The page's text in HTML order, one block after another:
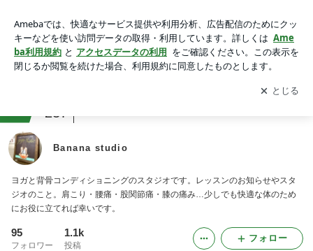
アプリをダウンロードして ブログの更新通知
を受け取りまし
ょう。
開く
237
Banana studio
ヨガと背骨コンディショニングのスタジオです。レッスンのお知らせやスタ
ジオのこと。肩こり・腰痛・股関節痛・膝の痛み…少しでも快適な体のため
にお役に立てれば幸いです。
95
フォロワー
1.1k
投稿
フォロー